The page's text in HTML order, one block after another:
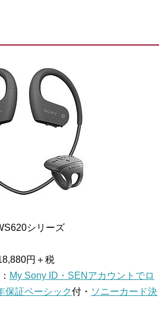
シリーズ
円＋税
My Sony ID・SENアカウントでロ
保証ベーシック付・ ソニーカード決